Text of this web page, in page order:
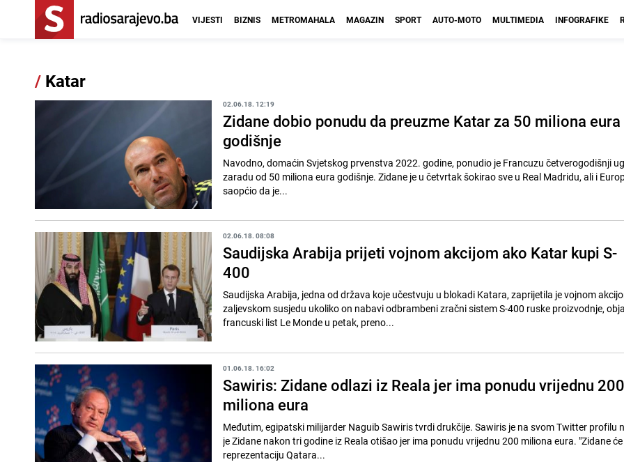
VIJESTI BIZNIS METROMAHALA MAGAZIN SPORT AUTO-MOTO MULTIMEDIA INFOGRAFIKE
/ Katar
02.06.18. 12:19
Zidane dobio ponudu da preuzme Katar za 50 miliona eura
godišnje
Navodno, domaćin Svjetskog prvenstva 2022. godine, ponudio je Francuzu četverogodišnji
zaradu od 50 miliona eura godišnje. Zidane je u četvrtak šokirao sve u Real Madridu, ali i
saopćio da je...
02.06.18. 08:08
Saudijska Arabija prijeti vojnom akcijom ako Katar kupi S-
400
Saudijska Arabija, jedna od država koje učestvuju u blokadi Katara, zaprijetila je vojnom
zaljevskom susjedu ukoliko on nabavi odbrambeni zračni sistem S-400 ruske proizvodnje,
francuski list Le Monde u petak, preno...
01.06.18. 16:02
Sawiris: Zidane odlazi iz Reala jer ima ponudu vrijednu 200
miliona eura
Međutim, egipatski milijarder Naguib Sawiris tvrdi drukčije. Sawiris je na svom Twitter profilu
je Zidane nakon tri godine iz Reala otišao jer ima ponudu vrijednu 200 miliona eura. "Zidane
reprezentaciju Qatara...